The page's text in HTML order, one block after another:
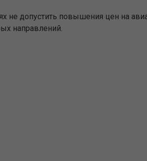
допустить повышения цен на
направлений.